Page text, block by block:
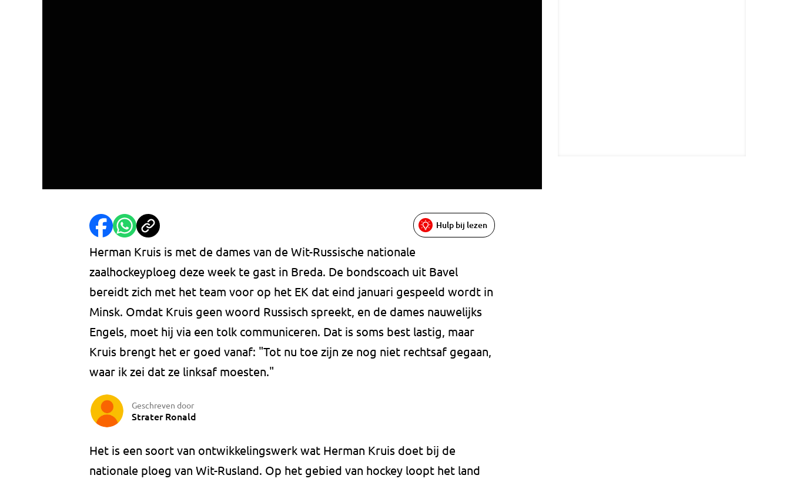
Hulp bij lezen
Herman Kruis is met de dames van de Wit-Russische nationale
zaalhockeyploeg deze week te gast in Breda. De bondscoach uit Bavel
bereidt zich met het team voor op het EK dat eind januari gespeeld wordt in
Minsk. Omdat Kruis geen woord Russisch spreekt, en de dames nauwelijks
Engels, moet hij via een tolk communiceren. Dat is soms best lastig, maar
Kruis brengt het er goed vanaf: "Tot nu toe zijn ze nog niet rechtsaf gegaan,
waar ik zei dat ze linksaf moesten."
Geschreven door
Strater Ronald
Het is een soort van ontwikkelingswerk wat Herman Kruis doet bij de
nationale ploeg van Wit-Rusland. Op het gebied van hockey loopt het land